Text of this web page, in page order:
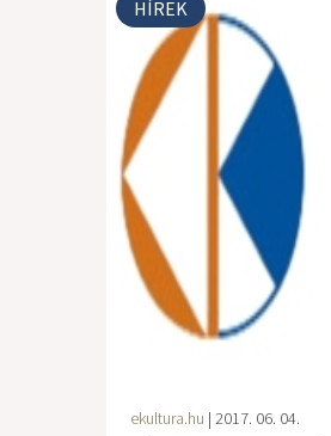
HÍREK
ekultura.hu | 2017. 06. 04.